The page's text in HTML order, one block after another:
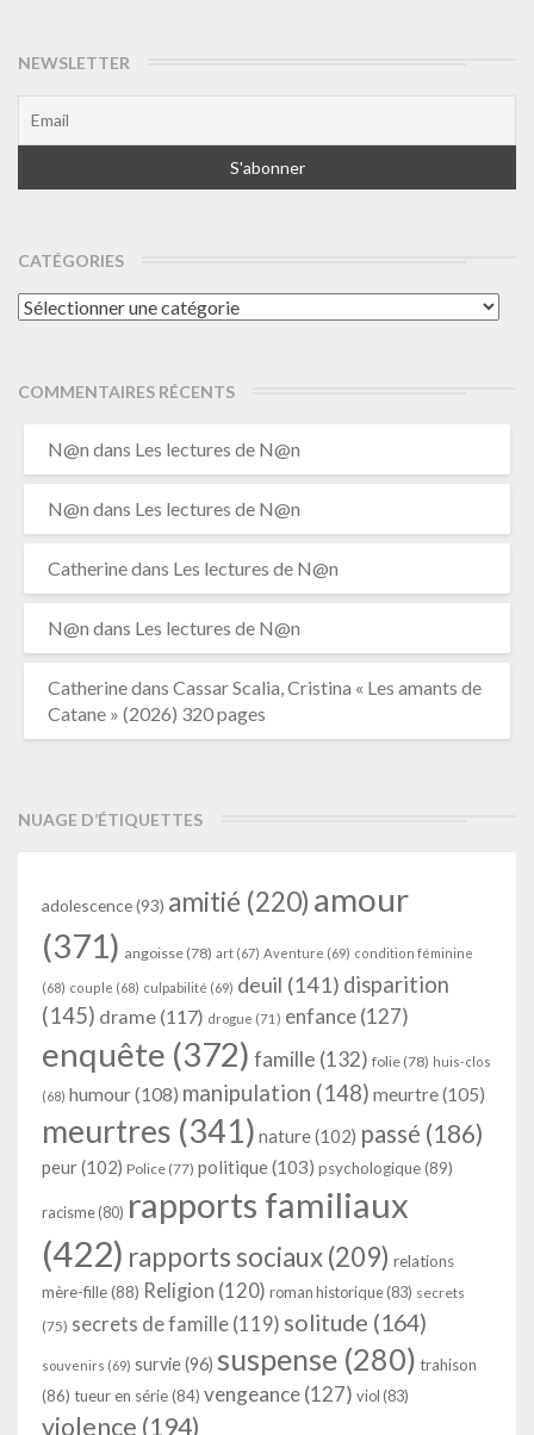
NEWSLETTER
CATÉGORIES
Catégories
COMMENTAIRES RÉCENTS
N@n dans Les lectures de N@n
N@n dans Les lectures de N@n
Catherinedans Les lectures de N@n
N@n dans Les lectures de N@n
Catherinedans Cassar Scalia, Cristina « Les amants de
Catane » (2026) 320 pages
NUAGE D’ÉTIQUETTES
adolescence(93) amitié (220) amour
(371) angoisse (78) art (67) Aventure (69) condition féminine
(68) couple (68) culpabilité (69) deuil (141) disparition
(145) drame (117) drogue (71) enfance(127)
enquête (372) famille (132) folie (78) huis-clos
(68) humour(108) manipulation (148) meurtre(105)
meurtres (341) nature(102) passé (186)
peur(102) Police (77) politique(103) psychologique(89)
racisme (80) rapports familiaux
(422) rapports sociaux(209) relations
mère-fille(88) Religion (120) roman historique(83) secrets
(75) secrets de famille (119) solitude (164)
souvenirs (69) survie(96) suspense (280) trahison
(86) tueur en série(84) vengeance(127) viol (83)
violence (194)